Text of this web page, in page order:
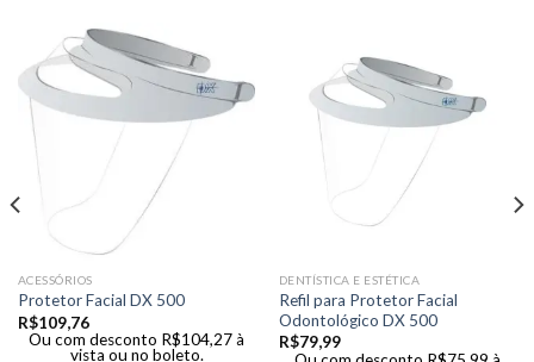
ACESSÓRIOS
Protetor Facial DX 500
R$109,76
Ou com desconto R$104,27à
vista ou no boleto.
DENTÍSTICA E ESTÉTICA
Refil para Protetor Facial
Odontológico DX 500
R$79,99